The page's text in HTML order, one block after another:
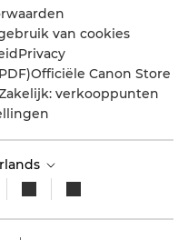
van cookies
Privacy
Officiële Canon Store
verkooppunten